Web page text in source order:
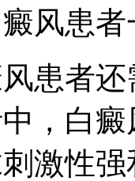
风患
患者
，白
激性